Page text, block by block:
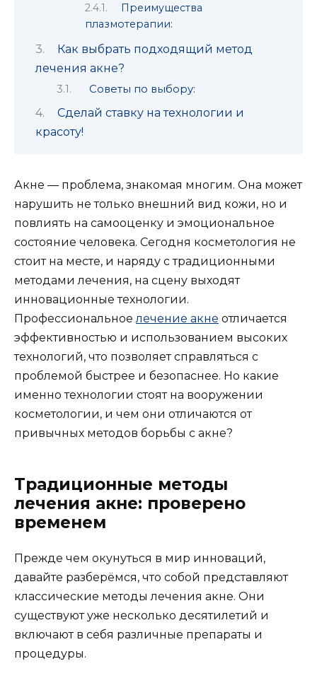
Преимущества
плазмотерапии:
Как выбрать подходящий метод
лечения акне?
Советы по выбору:
Сделай ставку на технологии и
красоту!
Акне — проблема, знакомая многим. Она может
нарушить не только внешний вид кожи, но и
повлиять на самооценку и эмоциональное
состояние человека. Сегодня косметология не
стоит на месте, и наряду с традиционными
методами лечения, на сцену выходят
инновационные технологии.
Профессиональноелечение акне отличается
эффективностью и использованием высоких
технологий, что позволяет справляться с
проблемой быстрее и безопаснее. Но какие
именно технологии стоят на вооружении
косметологии, и чем они отличаются от
привычных методов борьбы с акне?
Традиционные методы
лечения акне: проверено
временем
Прежде чем окунуться в мир инноваций,
давайте разберёмся, что собой представляют
классические методы лечения акне. Они
существуют уже несколько десятилетий и
включают в себя различные препараты и
процедуры.